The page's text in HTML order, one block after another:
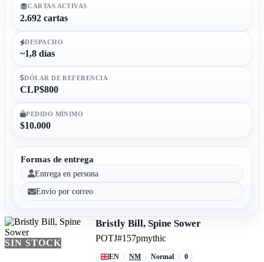
CARTAS ACTIVAS
2.692 cartas
DESPACHO
~1,8 días
DÓLAR DE REFERENCIA
CLP$800
PEDIDO MÍNIMO
$10.000
Formas de entrega
Entrega en persona
Envío por correo
SIN STOCK
Bristly Bill, Spine Sower
POTJ#157pmythic
EN NM Normal 0